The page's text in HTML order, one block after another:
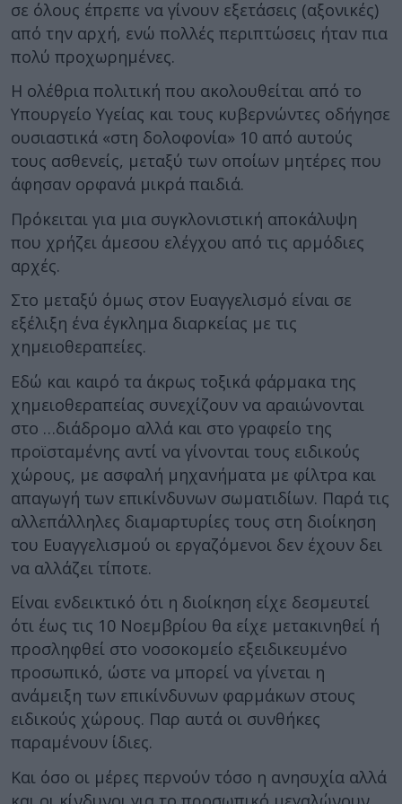
σε όλους έπρεπε να γίνουν εξετάσεις (αξονικές)
από την αρχή, ενώ πολλές περιπτώσεις ήταν πια
πολύ προχωρημένες.
Η ολέθρια πολιτική που ακολουθείται από το
Υπουργείο Υγείας και τους κυβερνώντες οδήγησε
ουσιαστικά «στη δολοφονία» 10 από αυτούς
τους ασθενείς, μεταξύ των οποίων μητέρες που
άφησαν ορφανά μικρά παιδιά.
Πρόκειται για μια συγκλονιστική αποκάλυψη
που χρήζει άμεσου ελέγχου από τις αρμόδιες
αρχές.
Στο μεταξύ όμως στον Ευαγγελισμό είναι σε
εξέλιξη ένα έγκλημα διαρκείας με τις
χημειοθεραπείες.
Εδώ και καιρό τα άκρως τοξικά φάρμακα της
χημειοθεραπείας συνεχίζουν να αραιώνονται
στο …διάδρομο αλλά και στο γραφείο της
προϊσταμένης αντί να γίνονται τους ειδικούς
χώρους, με ασφαλή μηχανήματα με φίλτρα και
απαγωγή των επικίνδυνων σωματιδίων. Παρά τις
αλλεπάλληλες διαμαρτυρίες τους στη διοίκηση
του Ευαγγελισμού οι εργαζόμενοι δεν έχουν δει
να αλλάζει τίποτε.
Είναι ενδεικτικό ότι η διοίκηση είχε δεσμευτεί
ότι έως τις 10 Νοεμβρίου θα είχε μετακινηθεί ή
προσληφθεί στο νοσοκομείο εξειδικευμένο
προσωπικό, ώστε να μπορεί να γίνεται η
ανάμειξη των επικίνδυνων φαρμάκων στους
ειδικούς χώρους. Παρ αυτά οι συνθήκες
παραμένουν ίδιες.
Και όσο οι μέρες περνούν τόσο η ανησυχία αλλά